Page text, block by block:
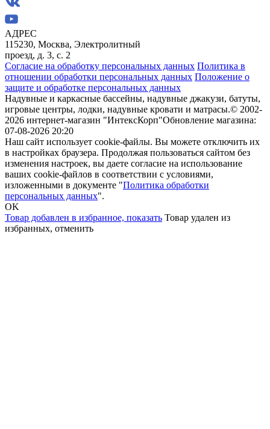
АДРЕС
115230, Москва, Электролитный
проезд, д. 3, с. 2
Согласие на обработку персональных данных Политика в
отношении обработки персональных данных Положение о
защите и обработке персональных данных
Надувные и каркасные бассейны, надувные джакузи, батуты,
игровые центры, лодки, надувные кровати и матрасы.© 2002-
2026 интернет-магазин "ИнтексКорп"Обновление магазина:
07-08-2026 20:20
Наш сайт использует cookie-файлы. Вы можете отключить их
в настройках браузера. Продолжая пользоваться сайтом без
изменения настроек, вы даете согласие на использование
ваших cookie-файлов в соответствии с условиями,
изложенными в документе "Политика обработки
персональных данных".
OK
Товар добавлен в избранное, показать Товар удален из
избранных, отменить